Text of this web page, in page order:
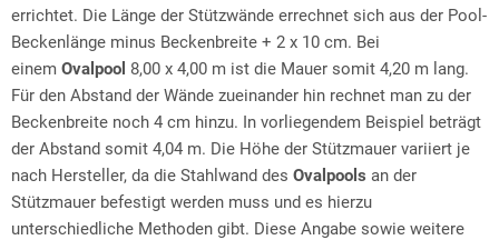
errichtet. Die Länge der Stützwände errechnet sich aus der Pool-
Beckenlänge minus Beckenbreite + 2 x 10 cm. Bei
einem Ovalpool 8,00 x 4,00 m ist die Mauer somit 4,20 m lang.
Für den Abstand der Wände zueinander hin rechnet man zu der
Beckenbreite noch 4 cm hinzu. In vorliegendem Beispiel beträgt
der Abstand somit 4,04 m. Die Höhe der Stützmauer variiert je
nach Hersteller, da die Stahlwand des Ovalpools an der
Stützmauer befestigt werden muss und es hierzu
unterschiedliche Methoden gibt. Diese Angabe sowie weitere